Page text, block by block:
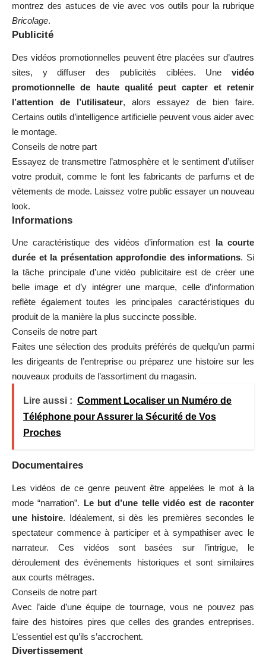
montrez des astuces de vie avec vos outils pour la rubrique
Bricolage.
Publicité
Des vidéos promotionnelles peuvent être placées sur d’autres
sites, y diffuser des publicités ciblées. Une vidéo
promotionnelle de haute qualité peut capter et retenir
l’attention de l’utilisateur, alors essayez de bien faire.
Certains outils d’intelligence artificielle peuvent vous aider avec
le montage.
Conseils de notre part
Essayez de transmettre l’atmosphère et le sentiment d’utiliser
votre produit, comme le font les fabricants de parfums et de
vêtements de mode. Laissez votre public essayer un nouveau
look.
Informations
Une caractéristique des vidéos d’information est la courte
durée et la présentation approfondie des informations. Si
la tâche principale d’une vidéo publicitaire est de créer une
belle image et d’y intégrer une marque, celle d’information
reflète également toutes les principales caractéristiques du
produit de la manière la plus succincte possible.
Conseils de notre part
Faites une sélection des produits préférés de quelqu’un parmi
les dirigeants de l’entreprise ou préparez une histoire sur les
nouveaux produits de l’assortiment du magasin.
Lire aussi : Comment Localiser un Numéro de
Téléphone pour Assurer la Sécurité de Vos
Proches
Documentaires
Les vidéos de ce genre peuvent être appelées le mot à la
mode “narration”. Le but d’une telle vidéo est de raconter
une histoire. Idéalement, si dès les premières secondes le
spectateur commence à participer et à sympathiser avec le
narrateur. Ces vidéos sont basées sur l’intrigue, le
déroulement des événements historiques et sont similaires
aux courts métrages.
Conseils de notre part
Avec l’aide d’une équipe de tournage, vous ne pouvez pas
faire des histoires pires que celles des grandes entreprises.
L’essentiel est qu’ils s’accrochent.
Divertissement